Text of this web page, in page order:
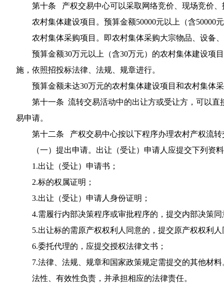
第十条 产权交易中心可以采取网络竞价、现场竞价
农村集体建设项目。预算金额50000元以上（含50000
农村集体采购项目。即农村集体采购大宗物品、设备
预算金额30万元以上（含30万元）的农村集体建设项
施，依照招投标法律、法规、规章进行。
预算金额未达30万元的农村集体建设项目和农村集体
第十一条 流转交易活动中的出让方或受让方，可以
易申请。
第十二条 产权交易中心按以下程序办理农村产权流转
（一）提出申请。出让（受让）申请人应提交下列资
1.出让（受让）申请书；
2.标的权属证明；
3.出让（受让）申请人身份证明；
4.需履行内部决策程序或审批程序的，提交内部决策
5.出让标的需原产权权利人同意的，提交原产权权利
6.委托代理的，应提交授权法律文书；
7.法律、法规、规章和国家政策规定需提交的其他材
法性、有效性负责，并承担相应的法律责任。